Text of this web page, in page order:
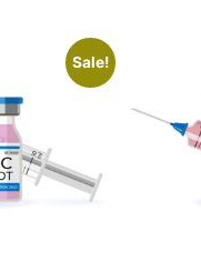
Sale!